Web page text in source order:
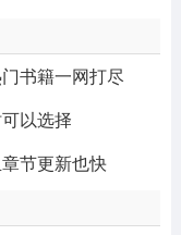
书籍一网打尽
以选择
节更新也快